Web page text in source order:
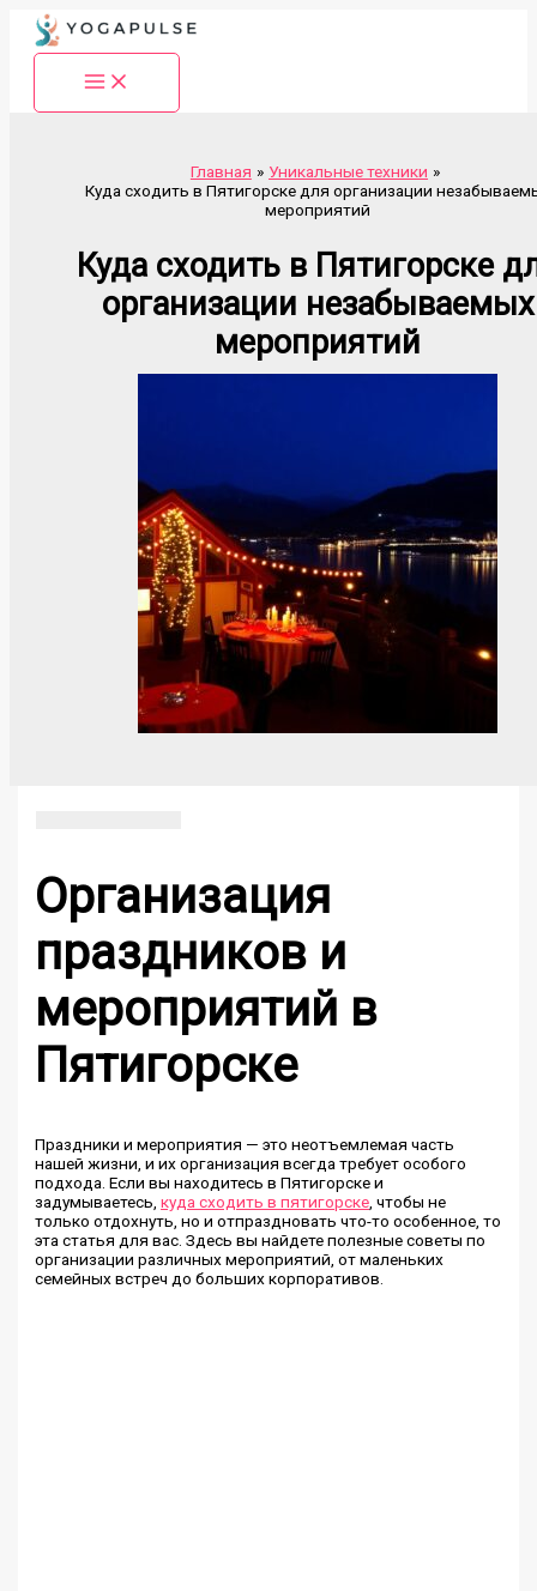
Перейти
содержимому
Главная
Уникальные техники
Куда сходить в Пятигорске для организации
мероприятий
Куда сходить в Пятигорске
организации незабываемых
мероприятий
Организация
праздников и
мероприятий в
Пятигорске
Праздники и мероприятия — это неотъемлемая часть
нашей жизни, и их организация всегда требует особого
подхода. Если вы находитесь в Пятигорске и
задумываетесь,куда сходить в пятигорске , чтобы не
только отдохнуть, но и отпраздновать что-то особенное, то
эта статья для вас. Здесь вы найдете полезные советы по
организации различных мероприятий, от маленьких
семейных встреч до больших корпоративов.